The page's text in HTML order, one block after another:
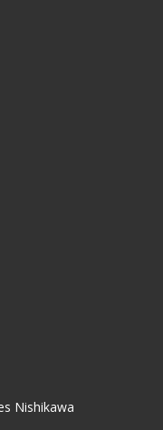
Nishikawa